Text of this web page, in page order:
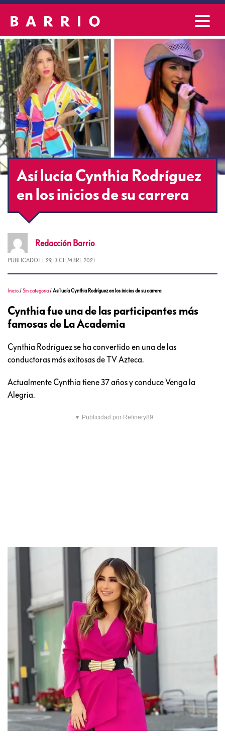
Así lucía Cynthia Rodríguez
en los inicios de su carrera
Redacción Barrio
PUBLICADO EL 29, DICIEMBRE 2021
Inicio /Sin categoría /Así lucía Cynthia Rodríguez en los inicios de su carrera
Cynthia fue una de las participantes más
famosas de La Academia
Cynthia Rodríguez se ha convertido en una de las
conductoras más exitosas de TV Azteca.
Actualmente Cynthia tiene 37 años y conduce Venga la
Alegría.
▼ Publicidad por Refinery89